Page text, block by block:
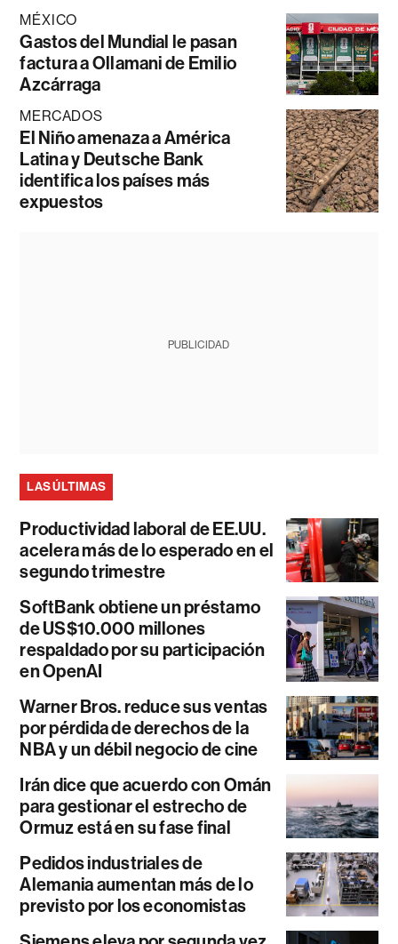
MÉXICO
Gastos del Mundial le pasan
factura a Ollamani de Emilio
Azcárraga
MERCADOS
El Niño amenaza a América
Latina y Deutsche Bank
identifica los países más
expuestos
PUBLICIDAD
LAS ÚLTIMAS
Productividad laboral de EE.UU.
acelera más de lo esperado en el
segundo trimestre
SoftBank obtiene un préstamo
de US$10.000 millones
respaldado por su participación
en OpenAI
Warner Bros. reduce sus ventas
por pérdida de derechos de la
NBA y un débil negocio de cine
Irán dice que acuerdo con Omán
para gestionar el estrecho de
Ormuz está en su fase final
Pedidos industriales de
Alemania aumentan más de lo
previsto por los economistas